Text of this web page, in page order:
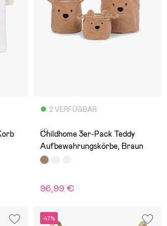
2 VERFÜGBAR
(1)
Childhome 3er-Pack Teddy
Aufbewahrungskörbe, Braun
96,99 €
-47%